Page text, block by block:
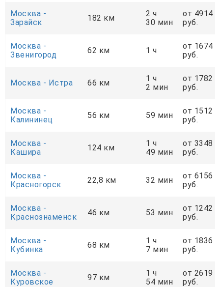
Москва -
Зарайск
182 км
2 ч
30 мин
от 4914
руб.
Москва -
Звенигород
62 км 1 ч
от 1674
руб.
Москва - Истра 66 км
1 ч
2 мин
от 1782
руб.
Москва -
Калининец
56 км 59 мин
от 1512
руб.
Москва -
Кашира
124 км
1 ч
49 мин
от 3348
руб.
Москва -
Красногорск
22,8 км 32 мин
от 6156
руб.
Москва -
Краснознаменск
46 км 53 мин
от 1242
руб.
Москва -
Кубинка
68 км
1 ч
7 мин
от 1836
руб.
Москва -
Куровское
97 км
1 ч
54 мин
от 2619
руб.